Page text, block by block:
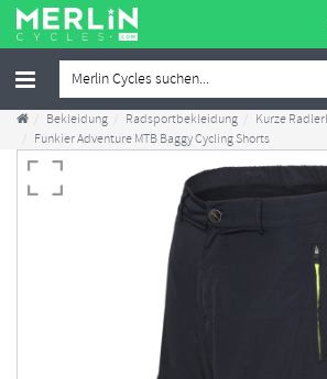
Bekleidung Radsportbekleidung
Kurze
Funkier Adventure MTB Baggy Cycling Shorts